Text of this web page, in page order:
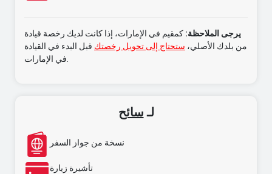
يرجى الملاحظة: كمقيم في الإمارات، إذا كانت لديك رخصة قيادة
من بلدك الأصلي، ستحتاج إلى تحويل رخصتك قبل البدء في القيادة
لـ سائح
نسخة من جواز السفر
تأشيرة زيارة